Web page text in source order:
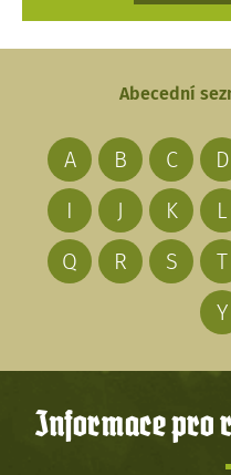
Abecední
A B C D
I
J K L
Q
R S T
Y
Informace pro